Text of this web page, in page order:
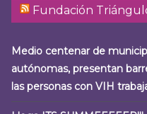
Fundación
Medio centenar de
autónomas, presentan
las personas con VIH